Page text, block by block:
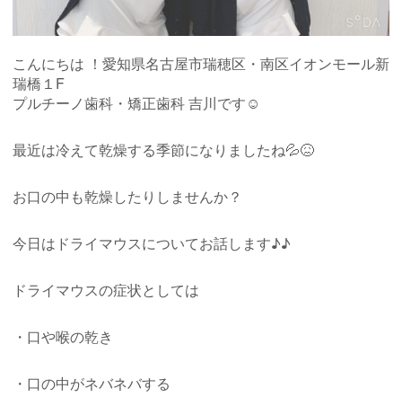
こんにちは ！愛知県名古屋市瑞穂区・南区イオンモール新
瑞橋１F
プルチーノ歯科・矯正歯科 吉川です☺︎
最近は冷えて乾燥する季節になりましたね💦😖
お口の中も乾燥したりしませんか？
今日はドライマウスについてお話します♪♪
ドライマウスの症状としては
・口や喉の乾き
・口の中がネバネバする